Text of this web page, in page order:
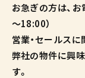
お急ぎの方は、
～18:00）
営業・セールス
弊社の物件に興
す。